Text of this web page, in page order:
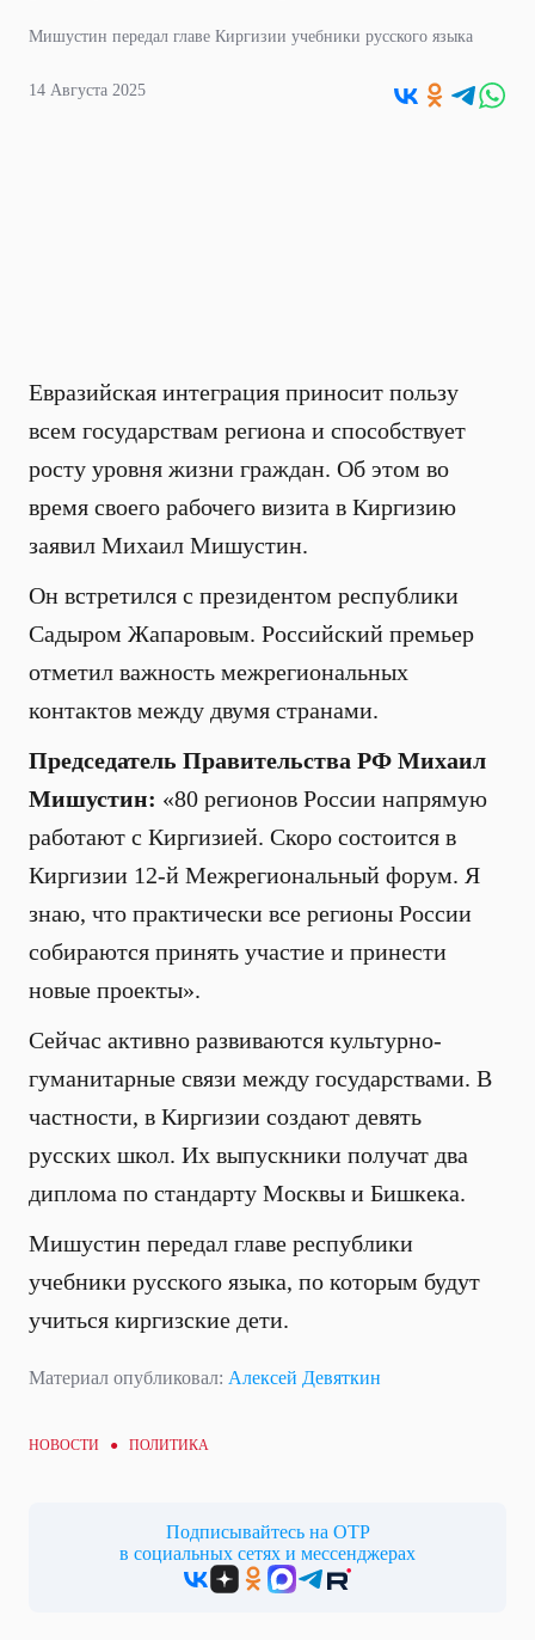
Мишустин передал главе Киргизии учебники русского языка
14 Августа 2025
Евразийская интеграция приносит пользу
всем государствам региона и способствует
росту уровня жизни граждан. Об этом во
время своего рабочего визита в Киргизию
заявил Михаил Мишустин.
Он встретился с президентом республики
Садыром Жапаровым. Российский премьер
отметил важность межрегиональных
контактов между двумя странами.
Председатель Правительства РФ Михаил
Мишустин: «80 регионов России напрямую
работают с Киргизией. Скоро состоится в
Киргизии 12-й Межрегиональный форум. Я
знаю, что практически все регионы России
собираются принять участие и принести
новые проекты».
Сейчас активно развиваются культурно-
гуманитарные связи между государствами. В
частности, в Киргизии создают девять
русских школ. Их выпускники получат два
диплома по стандарту Москвы и Бишкека.
Мишустин передал главе республики
учебники русского языка, по которым будут
учиться киргизские дети.
Материал опубликовал: Алексей Девяткин
НОВОСТИ ● ПОЛИТИКА
Подписывайтесь на ОТР
в социальных сетях и мессенджерах